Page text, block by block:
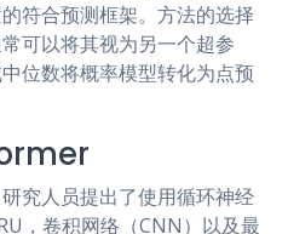
符合预测框架。方法的选择
可以将其视为另一个超参
位数将概率模型转化为点预
究人员提出了使用循环神经
，卷积网络（CNN）以及最